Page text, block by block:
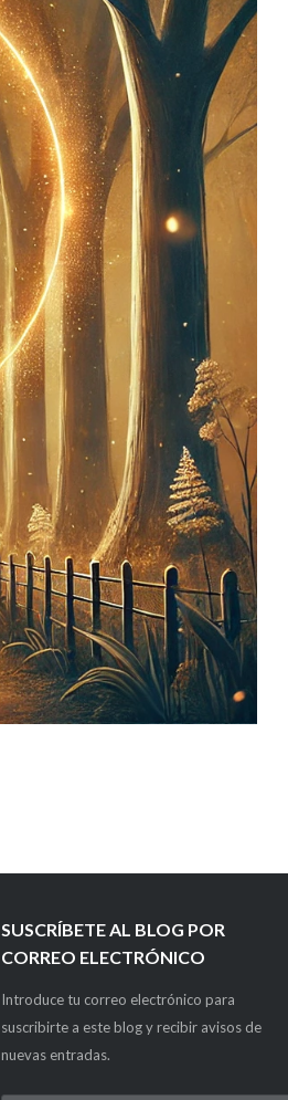
SUSCRÍBETE AL BLOG POR
CORREO ELECTRÓNICO
Introduce tu correo electrónico para
suscribirte a este blog y recibir avisos de
nuevas entradas.